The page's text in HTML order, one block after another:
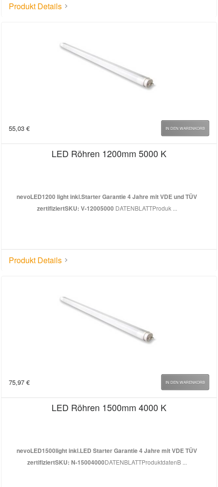
Produkt Details
55,03 € IN DEN WARENKORB
LED Röhren 1200mm 5000 K
nevoLED1200 light inkl.Starter Garantie 4 Jahre mit VDE und TÜV
zertifiziertSKU: V-12005000 DATENBLATTProduk ...
Produkt Details
75,97 € IN DEN WARENKORB
LED Röhren 1500mm 4000 K
nevoLED1500light inkl.LED Starter Garantie 4 Jahre mit VDE TÜV
zertifiziertSKU: N-15004000DATENBLATTProduktdatenB ...